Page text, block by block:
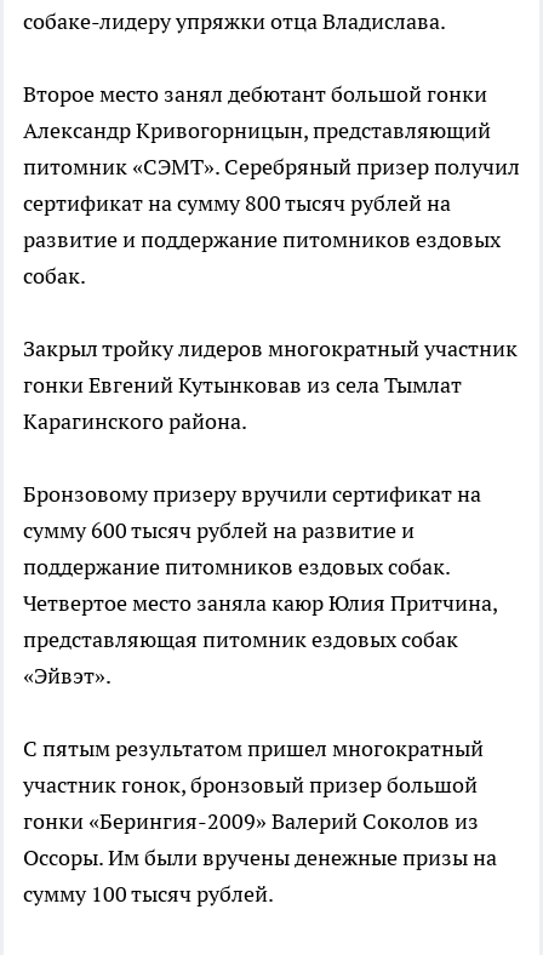
собаке-лидеру упряжки отца Владислава.
Второе место занял дебютант большой гонки
Александр Кривогорницын, представляющий
питомник «СЭМТ». Серебряный призер получил
сертификат на сумму 800 тысяч рублей на
развитие и поддержание питомников ездовых
собак.
Закрыл тройку лидеров многократный участник
гонки Евгений Кутынковав из села Тымлат
Карагинского района.
Бронзовому призеру вручили сертификат на
сумму 600 тысяч рублей на развитие и
поддержание питомников ездовых собак.
Четвертое место заняла каюр Юлия Притчина,
представляющая питомник ездовых собак
«Эйвэт».
С пятым результатом пришел многократный
участник гонок, бронзовый призер большой
гонки «Берингия-2009» Валерий Соколов из
Оссоры. Им были вручены денежные призы на
сумму 100 тысяч рублей.